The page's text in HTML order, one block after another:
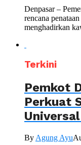
Denpasar –
rencana
menghadirkan
Terkini
Pemkot
Perkuat
By Agung Ayu